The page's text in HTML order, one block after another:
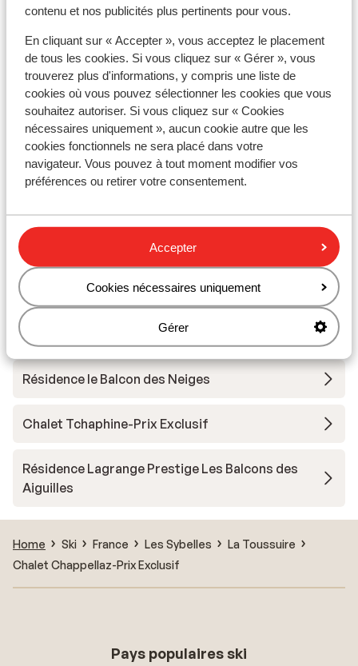
contenu et nos publicités plus pertinents pour vous.
En cliquant sur « Accepter », vous acceptez le placement
de tous les cookies. Si vous cliquez sur « Gérer », vous
trouverez plus d'informations, y compris une liste de
cookies où vous pouvez sélectionner les cookies que vous
souhaitez autoriser. Si vous cliquez sur « Cookies
nécessaires uniquement », aucun cookie autre que les
cookies fonctionnels ne sera placé dans votre
navigateur. Vous pouvez à tout moment modifier vos
préférences ou retirer votre consentement.
Accepter
Cookies nécessaires uniquement
Gérer
Résidence Le Hameau du Moulin
Chalet Colette - Prix exclusif
Chalets Skilodge
Résidence CGH L'Alpaga
Chalet Skky
Chalet Mont Thabor
Résidence le Balcon des Neiges
Chalet Tchaphine-Prix Exclusif
Résidence Lagrange Prestige Les Balcons des
Aiguilles
Home Ski France Les Sybelles
La Toussuire
Chalet Chappellaz-Prix Exclusif
Pays populaires ski